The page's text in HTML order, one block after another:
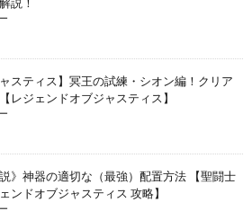
ャスティス】冥王の試練・シオン編！クリア
レジェンドオブジャスティス】
説》神器の適切な（最強）配置方法 【聖闘士
ンドオブジャスティス 攻略】